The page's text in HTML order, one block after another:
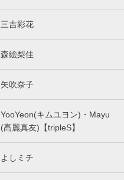
三吉彩花
森絵梨佳
矢吹奈子
YooYeon(キムユヨン)・Mayu
(髙麗真友)【tripleS】
よしミチ